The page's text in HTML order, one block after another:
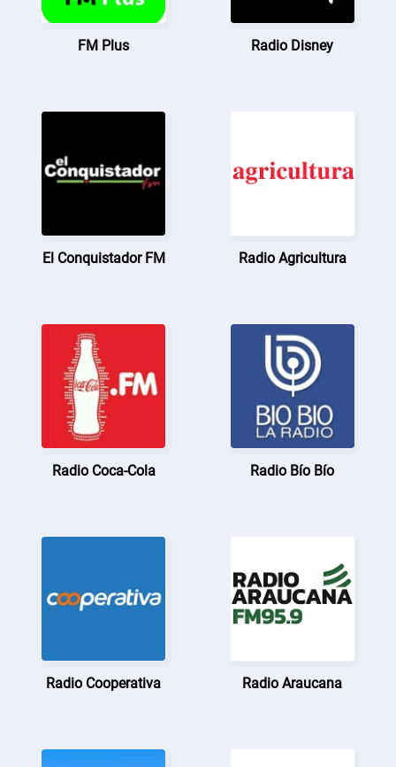
FM Plus Radio Disney
El Conquistador FM Radio Agricultura
Radio Coca-Cola Radio Bío Bío
Radio Cooperativa Radio Araucana